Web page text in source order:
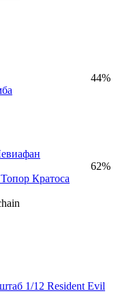
44%
62%
Кратоса